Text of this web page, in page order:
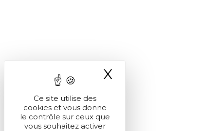
Ce site utilise des
cookies et vous donne
le contrôle sur ceux que
vous souhaitez activer
X